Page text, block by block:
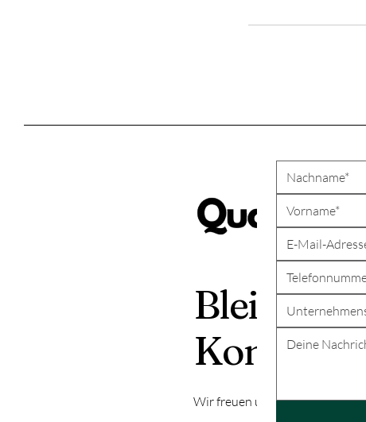
Bleiben
Kontakt
Wir freuen uns über eine